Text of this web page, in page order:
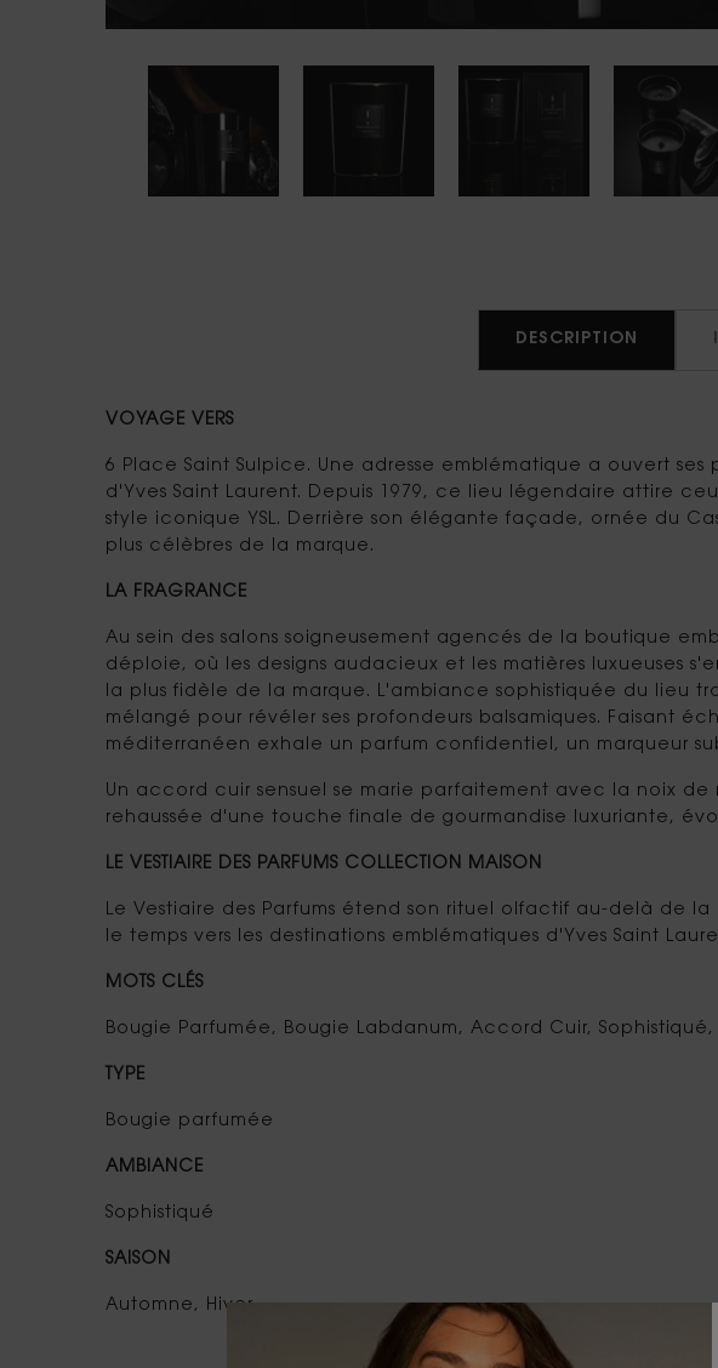
DESCRIPTION
VOYAGE VERS
6 Place Saint Sulpice. Une adresse emblématique a ouvert
d'Yves Saint Laurent. Depuis 1979, ce lieu légendaire attire
style iconique YSL. Derrière son élégante façade, ornée du
plus célèbres de la marque.​
LA FRAGRANCE
Au sein des salons soigneusement agencés de la boutique
déploie, où les designs audacieux et les matières luxueuses
la plus fidèle de la marque. L'ambiance sophistiquée du lieu
mélangé pour révéler ses profondeurs balsamiques. Faisant
méditerranéen exhale un parfum confidentiel, un marqueur
Un accord cuir sensuel se marie parfaitement avec la noix
rehaussée d'une touche finale de gourmandise luxuriante,
LE VESTIAIRE DES PARFUMS COLLECTION MAISON
Le Vestiaire des Parfums étend son rituel olfactif au-delà de
le temps vers les destinations emblématiques d'Yves Saint
MOTS CLÉS
Bougie Parfumée, Bougie Labdanum, Accord Cuir, Sophistiqué,
TYPE
Bougie parfumée
AMBIANCE
Sophistiqué
SAISON
Automne, Hiver